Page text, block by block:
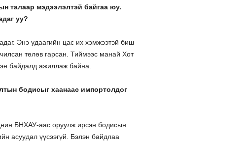
талаар мэдээлэлтэй байгаа юу.
уу?
Энэ удаагийн цас их хэмжээтэй биш
төлөв гарсан. Тиймээс манай Хот
байдалд ажиллаж байна.
бодисыг хаанаас импортолдог
БНХАУ-аас оруулж ирсэн бодисын
асуудал үүсээгүй. Бэлэн байдлаа